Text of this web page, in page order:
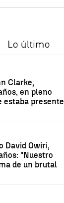
Lo último
Clarke,
en pleno
estaba presente
David Owiri,
"Nuestro
de un brutal